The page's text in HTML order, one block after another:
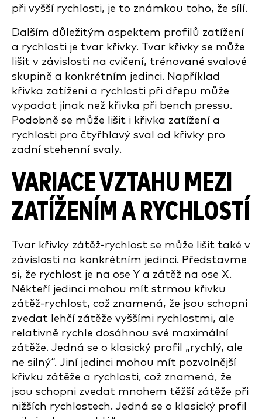
při vyšší rychlosti, je to známkou toho, že sílí.
Dalším důležitým aspektem profilů zatížení
a rychlosti je tvar křivky. Tvar křivky se může
lišit v závislosti na cvičení, trénované svalové
skupině a konkrétním jedinci. Například
křivka zatížení a rychlosti při dřepu může
vypadat jinak než křivka při bench pressu.
Podobně se může lišit i křivka zatížení a
rychlosti pro čtyřhlavý sval od křivky pro
zadní stehenní svaly.
VARIACE VZTAHU MEZI
ZATÍŽENÍM A RYCHLOSTÍ
Tvar křivky zátěž-rychlost se může lišit také v
závislosti na konkrétním jedinci. Představme
si, že rychlost je na ose Y a zátěž na ose X.
Někteří jedinci mohou mít strmou křivku
zátěž-rychlost, což znamená, že jsou schopni
zvedat lehčí zátěže vyššími rychlostmi, ale
relativně rychle dosáhnou své maximální
zátěže. Jedná se o klasický profil „rychlý, ale
ne silný“. Jiní jedinci mohou mít pozvolnější
křivku zátěže a rychlosti, což znamená, že
jsou schopni zvedat mnohem těžší zátěže při
nižších rychlostech. Jedná se o klasický profil